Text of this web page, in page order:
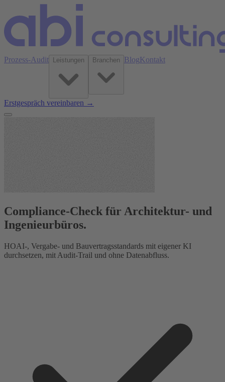
Prozess-Audit Leistungen Branchen BlogKontakt
Erstgespräch vereinbaren →
Compliance-Check für Architektur- und
Ingenieurbüros.
HOAI-, Vergabe- und Bauvertragsstandards mit eigener KI
durchsetzen, mit Audit-Trail und ohne Datenabfluss.